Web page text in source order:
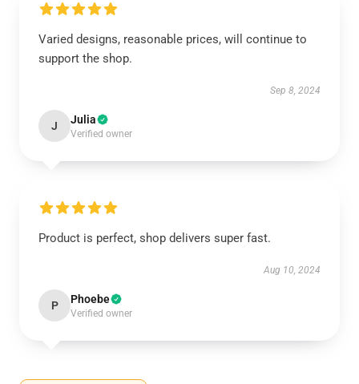
Varied designs, reasonable prices, will continue to
support the shop.
Sep 8, 2024
J Julia
Verified owner
Product is perfect, shop delivers super fast.
Aug 10, 2024
P Phoebe
Verified owner